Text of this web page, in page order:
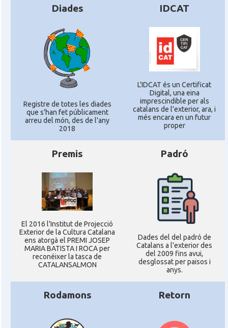
Diades
Registre de totes les diades
que s'han fet públicament
arreu del món, des de l'any
2018
IDCAT
L'IDCAT és un Certificat
Digital, una eina
imprescindible per als
catalans de l'exterior, ara, i
més encara en un futur
proper
Premis
El 2016 l'Institut de Projecció
Exterior de la Cultura Catalana
ens atorgà el PREMI JOSEP
MARIA BATISTA I ROCA per
reconéixer la tasca de
CATALANSALMON
Padró
Dades del del padró de
Catalans a l'exterior des
del 2009 fins avui,
desglossat per paisos i
anys.
Rodamons Retorn